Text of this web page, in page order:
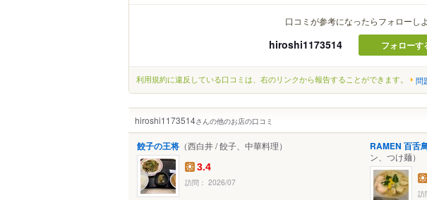
口コミが参考になったらフォローし
hiroshi1173514 フォローす
利用規約に違反している口コミは、右のリンクから報告することができます。 問
hiroshi1173514さんの他のお店の口コミ
餃子の王将 （西白井 / 餃子、中華料理）
3.4
訪問： 2026/07
RAMEN 百舌
ン、つけ麺）
訪